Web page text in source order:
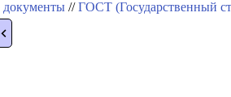
документы //ГОСТ (Государственный